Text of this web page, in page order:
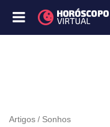
Artigos Sonhos